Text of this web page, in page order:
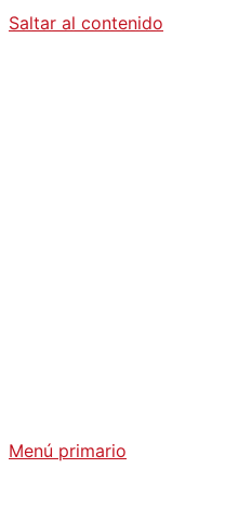
Saltar al contenido
Menú primario